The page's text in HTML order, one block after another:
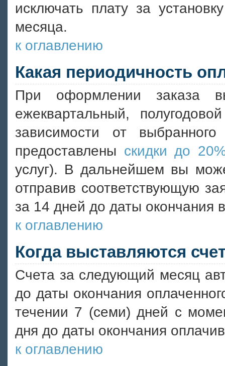
исключать плату за
месяца.
к оглавлению
Какая периодичность
При оформлении заказа
ежеквартальный,
зависимости от
предоставлены скидки до
услуг). В дальнейшем вы
отправив соответствующую
за 14 дней до даты окончания
к оглавлению
Когда выставляются
Счета за следующий месяц
до даты окончания
течении 7 (семи) дней с
дня до даты окончания
к оглавлению